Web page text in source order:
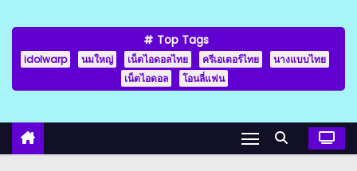
Top Tags
idolwarp นมใหญ่ เน็ตไอดอลไทย ครีเอเตอร์ไทย
นางแบบไทย
เน็ตไอดอล
โอนลี่แฟน